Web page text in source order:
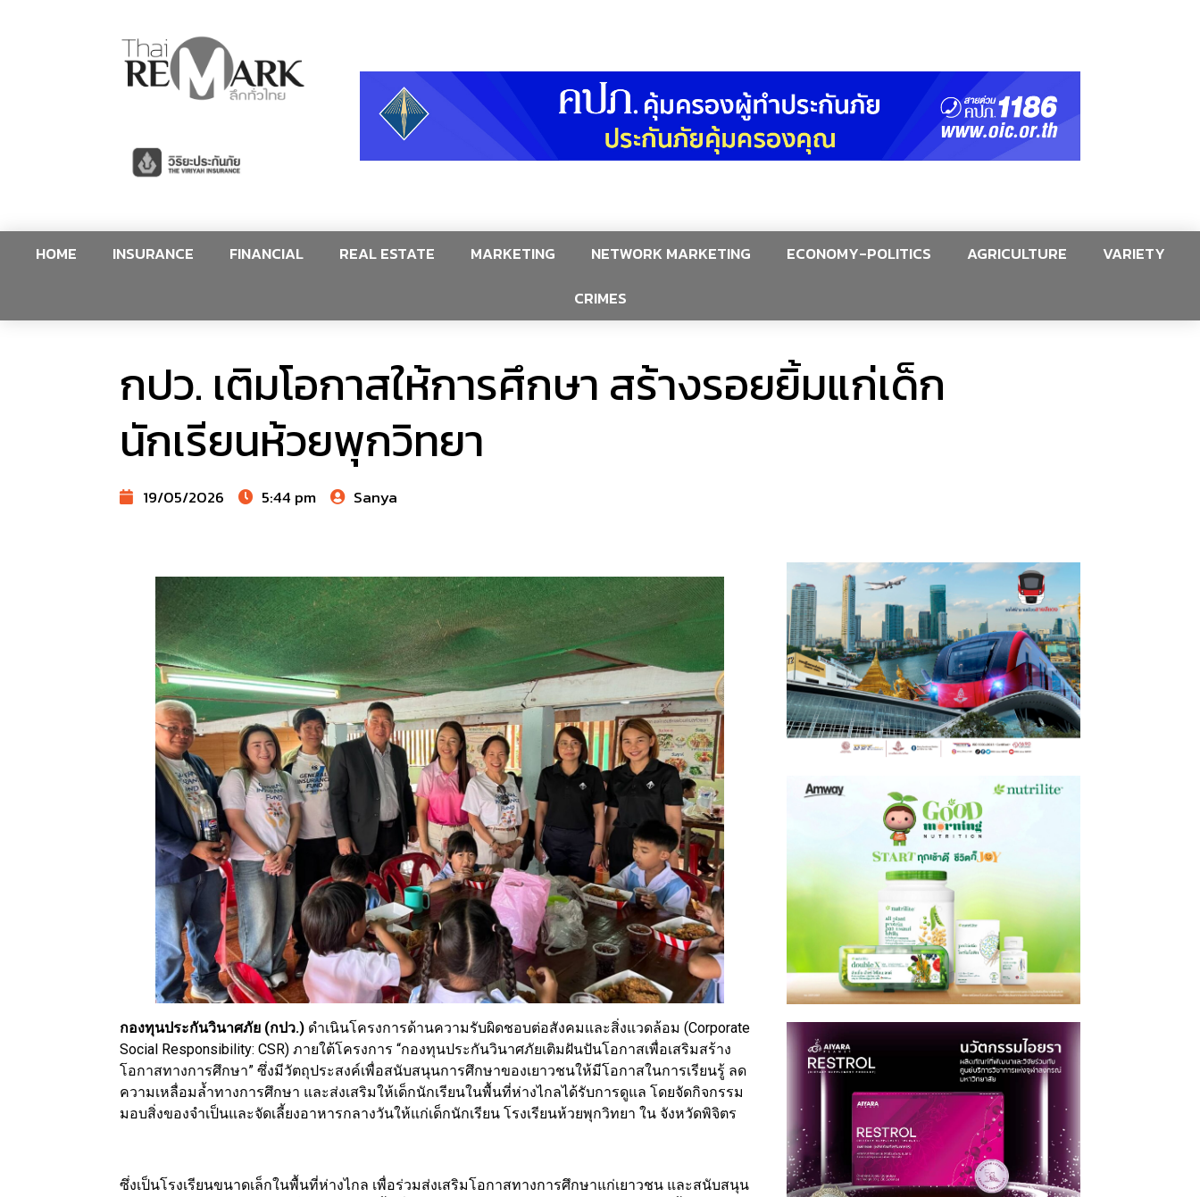
HOME INSURANCE FINANCIAL REAL ESTATE MARKETING NETWORK MARKETING ECONOMY-POLITICS AGRICULTURE
VARIETY
CRIMES
กปว. เติมโอกาสให้การศึกษา สร้างรอยยิ้มแก่เด็ก
นักเรียนห้วยพุกวิทยา
19/05/2026 5:44 pm Sanya
กองทุนประกันวินาศภัย (กปว.) ดำเนินโครงการด้านความรับผิดชอบต่อสังคมและสิ่งแวดล้อม (Corporate
Social Responsibility: CSR) ภายใต้โครงการ “กองทุนประกันวินาศภัยเติมฝันปันโอกาสเพื่อเสริมสร้าง
โอกาสทางการศึกษา” ซึ่งมีวัตถุประสงค์เพื่อสนับสนุนการศึกษาของเยาวชนให้มีโอกาสในการเรียนรู้ ลด
ความเหลื่อมล้ำทางการศึกษา และส่งเสริมให้เด็กนักเรียนในพื้นที่ห่างไกลได้รับการดูแล โดยจัดกิจกรรม
มอบสิ่งของจำเป็นและจัดเลี้ยงอาหารกลางวันให้แก่เด็กนักเรียน โรงเรียนห้วยพุกวิทยา ใน จังหวัดพิจิตร
ซึ่งเป็นโรงเรียนขนาดเล็กในพื้นที่ห่างไกล เพื่อร่วมส่งเสริมโอกาสทางการศึกษาแก่เยาวชน และสนับสนุน